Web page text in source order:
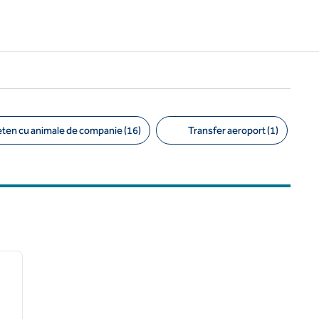
cu animale de companie (16) Transfer aeroport (1)
imaginea următoare